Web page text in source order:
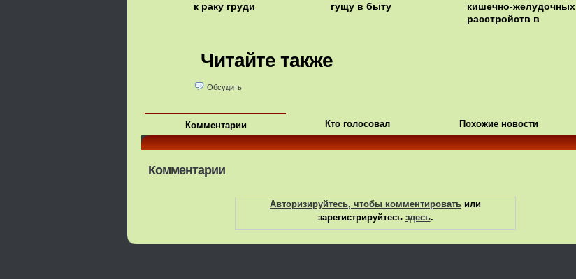
к раку груди
гущу в быту
кишечно-желудочных
расстройств в
Читайте также
Обсудить
Комментарии Кто голосовал Похожие новости
Комментарии
Авторизируйтесь, чтобы комментировать или
зарегистрируйтесь здесь.